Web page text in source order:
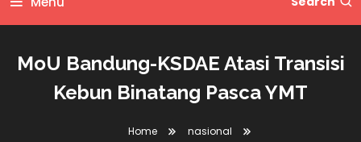
MoU Bandung-KSDAE Atasi Transisi
Kebun Binatang Pasca YMT
Home
nasional